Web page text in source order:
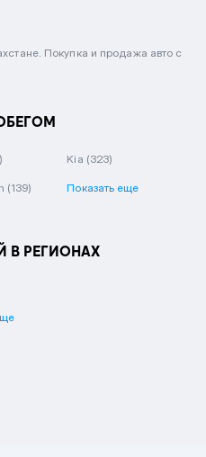
Покупка и продажа авто с
Kia (323)
(139) Показать еще
В РЕГИОНАХ